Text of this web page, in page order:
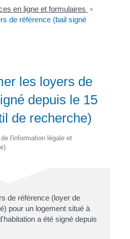
en ligne et formulaires >
de référence (bail signé
les loyers de
depuis le 15
de recherche)
l'information légale et
de référence (loyer de
pour un logement situé à
a été signé depuis